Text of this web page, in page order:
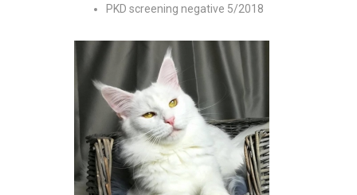
PKD screening negative 5/2018